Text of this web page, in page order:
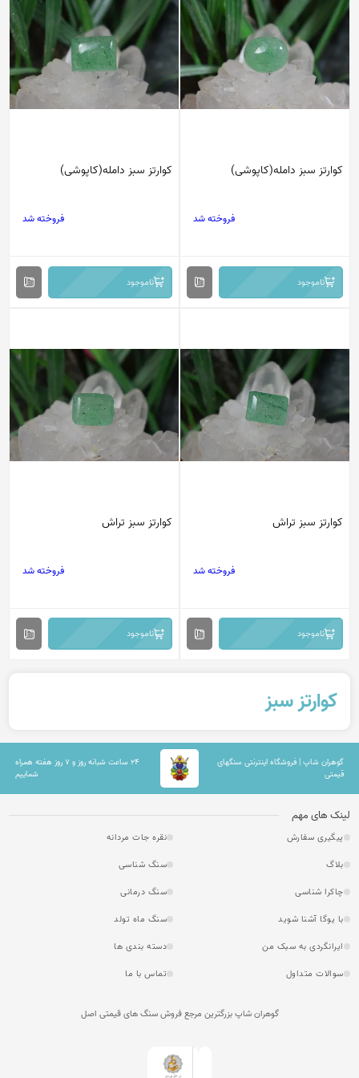
کوارتز سبز دامله(کاپوشی)
فروخته شد
ناموجود
کوارتز سبز دامله(کاپوشی)
فروخته شد
ناموجود
کوارتز سبز تراش
فروخته شد
ناموجود
کوارتز سبز تراش
فروخته شد
ناموجود
کوارتز سبز
گوهران شاپ | فروشگاه اینترنتی سنگهای
قیمتی
۲۴ ساعت شبانه روز و ۷ روز هفته همراه
شماییم
لینک های مهم
پیگیری سفارش
نقره جات مردانه
بلاگ
سنگ شناسی
چاکرا شناسی
سنگ درمانی
با یوگا آشنا شوید
سنگ ماه تولد
ایرانگردی به سبک من
دسته بندی ها
سوالات متداول
تماس با ما
گوهران شاپ بزرگترین مرجع فروش سنگ های قیمتی اصل